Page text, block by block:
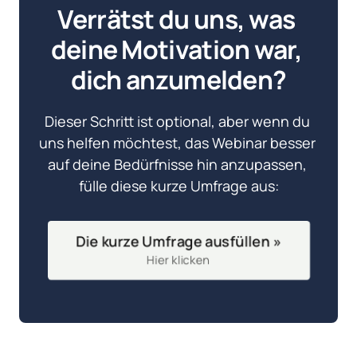
Verrätst du uns, was
deine Motivation war,
dich anzumelden?
Dieser Schritt ist optional, aber wenn du
uns helfen möchtest, das Webinar besser
auf deine Bedürfnisse hin anzupassen,
fülle diese kurze Umfrage aus:
Die kurze Umfrage ausfüllen »
Hier klicken